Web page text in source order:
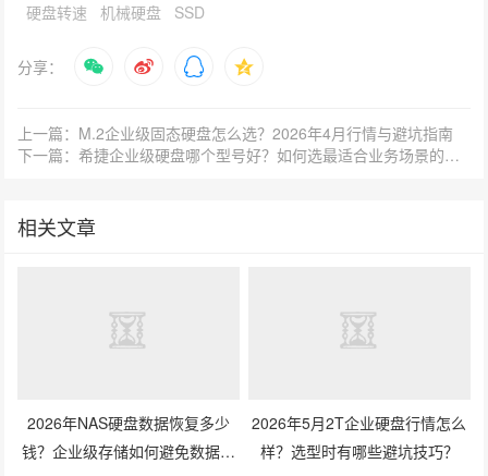
硬盘转速
机械硬盘 SSD
分享：
上一篇：M.2企业级固态硬盘怎么选？2026年4月行情与避坑指南
下一篇：希捷企业级硬盘哪个型号好？如何选最适合业务场景的配置？
相关文章
2026年NAS硬盘数据恢复多少
钱？企业级存储如何避免数据丢
2026年5月2T企业硬盘行情怎么
样？选型时有哪些避坑技巧？